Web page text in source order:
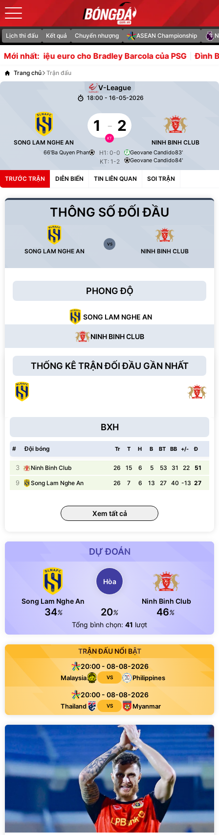
Lịch thi đấu Kết quả Chuyển nhượng ASEAN Championship
Mới nhất:
cho Bradley Barcola của PSG Đình Bắc chứng minh
Trang chủ Trận đấu
V-League
18:00 - 16-05-2026
SONG LAM NGHE AN
1 - 2
KT
NINH BINH CLUB
Ba Quyen Phan
66'
H1: 0-0
KT: 1-2
Geovane Candido83'
Geovane Candido84'
TRƯỚC TRẬN DIỄN BIẾN TIN LIÊN QUAN SOI TRẬN
THÔNG SỐ ĐỐI ĐẦU
SONG LAM NGHE AN
VS
NINH BINH CLUB
PHONG ĐỘ
SONG LAM NGHE AN
NINH BINH CLUB
THỐNG KÊ TRẬN ĐỐI ĐẦU GẦN NHẤT
BXH
# Đội bóng Tr T H B BT BB +/- Đ
3 Ninh Binh Club 26 15 6 5 53 31 22 51
9 Song Lam Nghe An 26 7 6 13 27 40 -13 27
Xem tất cả
DỰ ĐOÁN
Song Lam Nghe An
Hòa
Ninh Binh Club
34% 20% 46%
Tổng bình chọn: 41 lượt
TRẬN ĐẤU NỔI BẬT
20:00 - 08-08-2026
Malaysia VS Philippines
20:00 - 08-08-2026
Thailand VS Myanmar